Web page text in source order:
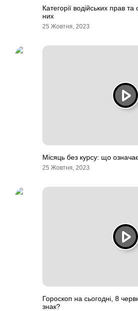
Категорії водійських прав та
них
25 Жовтня, 2023
Місяць без курсу: що
25 Жовтня, 2023
Гороскоп на сьогодні, 8
знак?